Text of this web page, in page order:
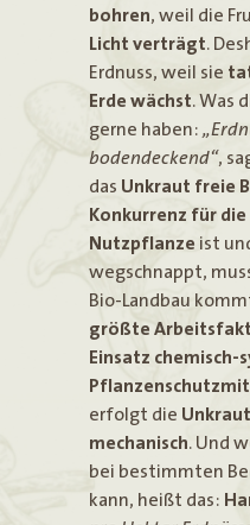
bohren, weil die
Licht verträgt.
Erdnuss, weil sie
Erde wächst. Was
gerne haben:
bodendeckend“,
das Unkraut freie
Konkurrenz für
Nutzpflanze ist
wegschnappt,
Bio-Landbau
größte
Einsatz
erfolgt die
mechanisch. Und
bei bestimmten
kann, heißt das: